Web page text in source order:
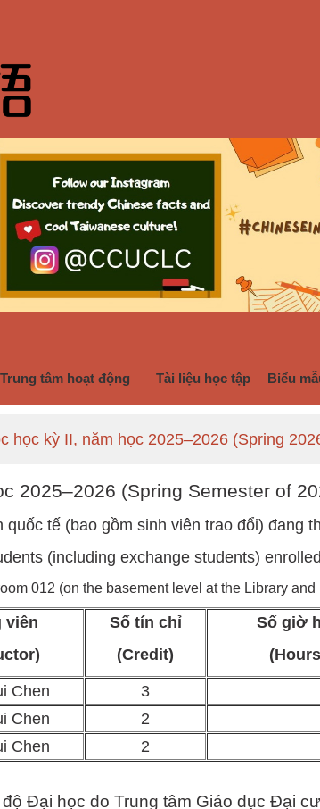
Trung tâm hoạt động Tài liệu học tập Biểu
học kỳ II, năm học 2025–2026 (Spring
2025–2026 (Spring Semester of
tế (bao gồm sinh viên trao đổi) đang
(including exchange students)
012 (on the basement level at the Library
viên
Số tín chỉ
(Credit)
Số giờ
Chen 3
Chen 2
Chen 2
Đại học do Trung tâm Giáo dục Đại